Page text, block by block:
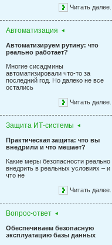
Читать далее...
Автоматизация
Автоматизируем рутину: что
реально работает?
Многие сисадмины
автоматизировали что-то за
последний год. Но далеко не все
остались
Читать далее...
Защита ИТ-системы
Практическая защита: что вы
внедрили и что мешает?
Какие меры безопасности реально
внедрить в реальных условиях – и
что не
Читать далее...
Вопрос-ответ
Обеспечиваем безопасную
эксплуатацию базы данных